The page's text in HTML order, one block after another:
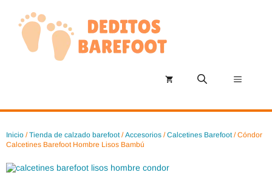
contenido
Menú
Inicio /Tienda de calzado barefoot/Accesorios /Calcetines Barefoot/ Cóndor
Calcetines Barefoot Hombre Lisos Bambú